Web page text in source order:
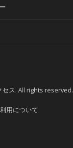
ス. All rights reserved.
用について